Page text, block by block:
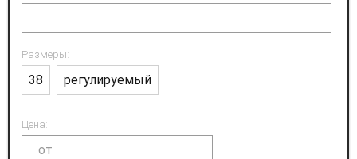
Размеры:
38 регулируемый
Цена: